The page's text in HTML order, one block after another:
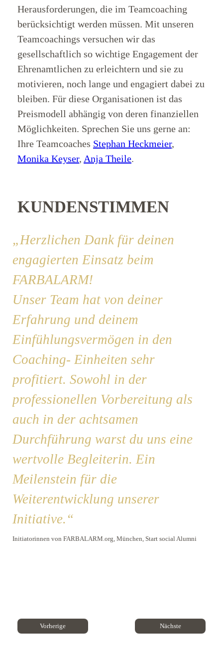
Herausforderungen, die im Teamcoaching
berücksichtigt werden müssen. Mit unseren
Teamcoachings versuchen wir das
gesellschaftlich so wichtige Engagement der
Ehrenamtlichen zu erleichtern und sie zu
motivieren, noch lange und engagiert dabei zu
bleiben. Für diese Organisationen ist das
Preismodell abhängig von deren finanziellen
Möglichkeiten. Sprechen Sie uns gerne an:
Ihre Teamcoaches Stephan Heckmeier,
Monika Keyser, Anja Theile.
KUNDENSTIMMEN
„Herzlichen Dank für deinen
engagierten Einsatz beim
FARBALARM!
Unser Team hat von deiner
Erfahrung und deinem
Einfühlungsvermögen in den
Coaching- Einheiten sehr
profitiert. Sowohl in der
professionellen Vorbereitung als
auch in der achtsamen
Durchführung warst du uns eine
wertvolle Begleiterin. Ein
Meilenstein für die
Weiterentwicklung unserer
Initiative.“
Initiatorinnen von FARBALARM.org, München, Start social Alumni
Vorherige Nächste